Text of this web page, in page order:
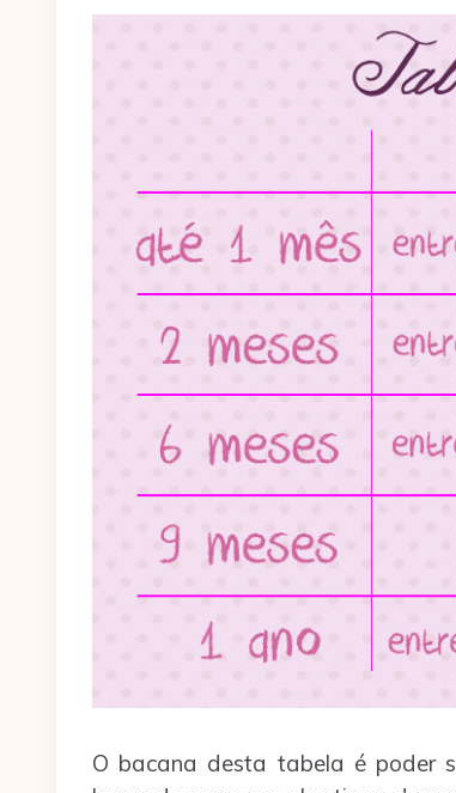
O bacana desta tabela é poder